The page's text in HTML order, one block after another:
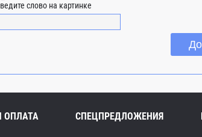
слово на картинке
ОПЛАТА СПЕЦПРЕДЛОЖЕНИЯ